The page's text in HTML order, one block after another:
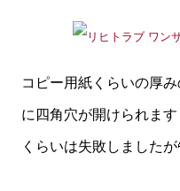
コピー用紙くらいの厚
に四角穴が開けられま
くらいは失敗しました